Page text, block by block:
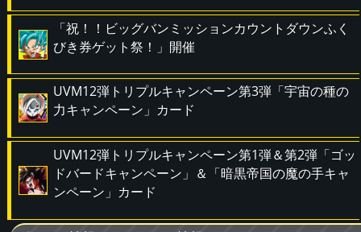
「祝！！ビッグバンミッションカウントダウンふく
びき券ゲット祭！」開催
UVM12弾トリプルキャンペーン第3弾「宇宙の種の
力キャンペーン」カード
UVM12弾トリプルキャンペーン第1弾＆第2弾「ゴッ
ドバードキャンペーン」＆「暗黒帝国の魔の手キャ
ンペーン」カード